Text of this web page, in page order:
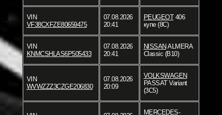
VIN
VF38CXFZE80659475
07.08.2026
20:41
PEUGEOT406
купе (8C)
VIN
KNMCSHLAS6P505433
07.08.2026
20:41
NISSAN ALMERA
Classic (B10)
VIN
WVWZZZ3CZGE206830
07.08.2026
20:09
VOLKSWAGEN
PASSAT Variant
(3C5)
MERCEDES-